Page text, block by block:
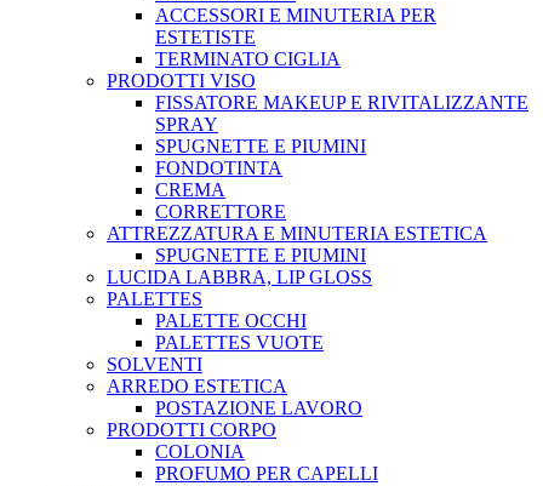
ACCESSORI E MINUTERIA PER
ESTETISTE
TERMINATO CIGLIA
PRODOTTI VISO
FISSATORE MAKEUP E RIVITALIZZANTE
SPRAY
SPUGNETTE E PIUMINI
FONDOTINTA
CREMA
CORRETTORE
ATTREZZATURA E MINUTERIA ESTETICA
SPUGNETTE E PIUMINI
LUCIDA LABBRA, LIP GLOSS
PALETTES
PALETTE OCCHI
PALETTES VUOTE
SOLVENTI
ARREDO ESTETICA
POSTAZIONE LAVORO
PRODOTTI CORPO
COLONIA
PROFUMO PER CAPELLI